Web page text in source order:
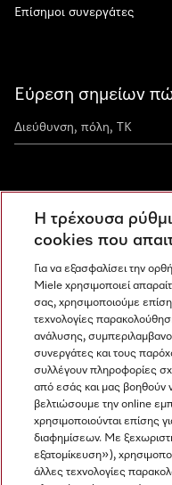
Εύρεση σημείων
Ανακαλύψτε τα Miele
Newsletter
Επίσημοι συνεργάτες
Miele στο Instagram
Miele στο Facebook
Miele στο
Η τρέχουσα
cookies που
Για να εξασφαλίσει την
Miele χρησιμοποιεί
σας, χρησιμοποιούμε
τεχνολογίες
ανάλυσης,
συνεργάτες και τους
συλλέγουν πληροφορίες
από εσάς και μας βοηθούν
βελτιώσουμε την online
χρησιμοποιούνται επίσης
διαφημίσεων. Με
εξατομίκευση»),
άλλες τεχνολογίες